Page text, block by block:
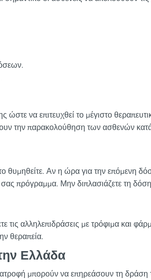
να επιτευχθεί το μέγιστο
την παρακολούθηση των ασθενών
θυμηθείτε. Αν η ώρα για την επόμενη
πρόγραμμα. Μην διπλασιάζετε τη
τις αλληλεπιδράσεις με τρόφιμα και
θεραπεία.
Ελλάδα
μπορούν να επηρεάσουν τη